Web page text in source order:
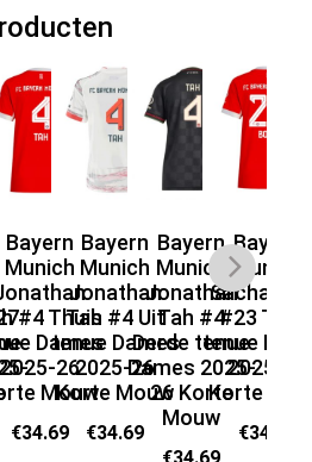
Bayern
Munich
#4 Thuis
Dames
2025-26
Mouw
€34.69
Bayern
Munich
Jonathan
Tah #4 Uit
tenue Dames
2025-26
Korte Mouw
€34.69
Bayern
Munich
Jonathan
Tah #4
Derde tenue
Dames 2025-
26 Korte
Mouw
Bayern
Munich
Sacha
#23
tenue
2025-26
Korte
€34.69